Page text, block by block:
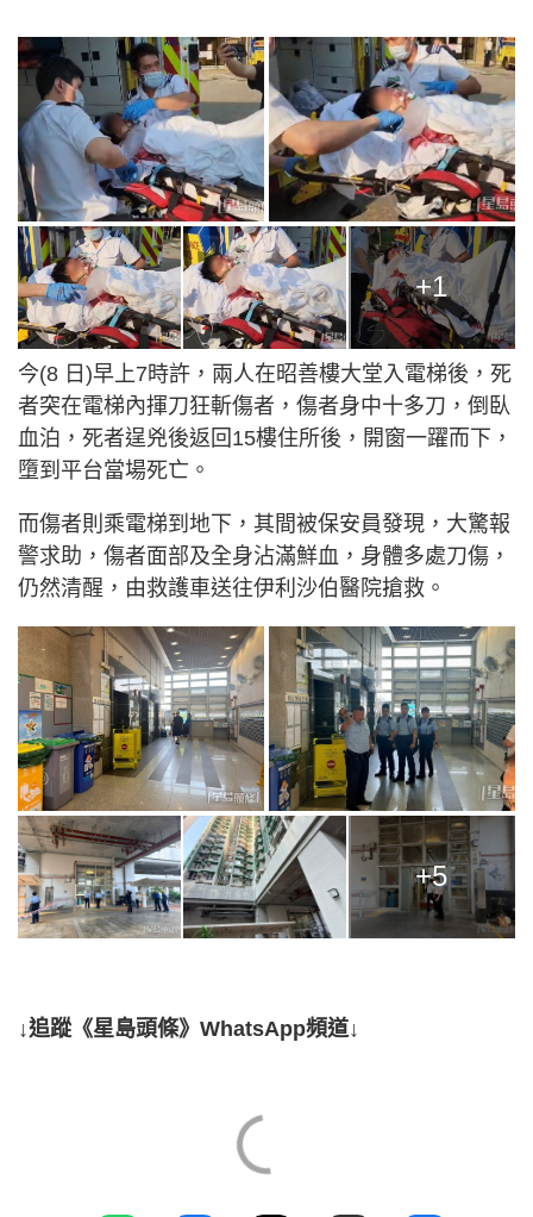
+1
今(8 日)早上7時許，兩人在昭善樓大堂入電梯後，死
者突在電梯內揮刀狂斬傷者，傷者身中十多刀，倒臥
血泊，死者逞兇後返回15樓住所後，開窗一躍而下，
墮到平台當場死亡。
而傷者則乘電梯到地下，其間被保安員發現，大驚報
警求助，傷者面部及全身沾滿鮮血，身體多處刀傷，
仍然清醒，由救護車送往伊利沙伯醫院搶救。
+5
↓追蹤《星島頭條》WhatsApp頻道↓